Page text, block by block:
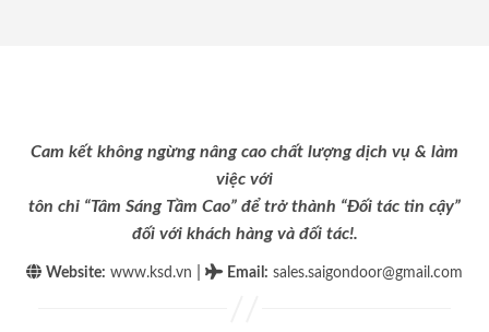
Cam kết không ngừng nâng cao chất lượng dịch vụ & làm
việc với
tôn chỉ “Tâm Sáng Tầm Cao” để trở thành “Đối tác tin cậy”
đối với khách hàng và đối tác!.
Website: www.ksd.vn Email : sales.saigondoor@gmail.com